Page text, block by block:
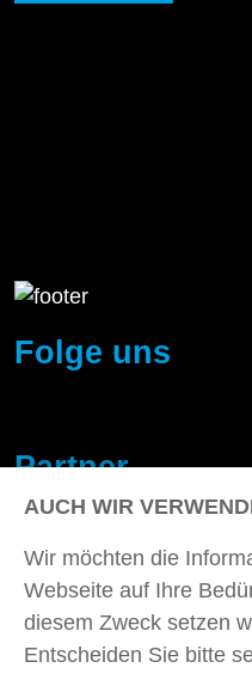
Folge uns
Partner
AUCH WIR
Wir möchten die
Webseite auf Ihre
diesem Zweck setzen
Entscheiden Sie bitte